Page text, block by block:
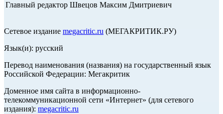
Главный редактор Швецов Максим Дмитриевич
Сетевое издание megacritic.ru (МЕГАКРИТИК.РУ)
Язык(и): русский
Перевод наименования (названия) на государственный язык
Российской Федерации: Мегакритик
Доменное имя сайта в информационно-
телекоммуникационной сети «Интернет» (для сетевого
издания): megacritic.ru